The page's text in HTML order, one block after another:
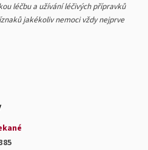
léčbu a užívání léčivých přípravků
jakékoliv nemoci vždy nejprve